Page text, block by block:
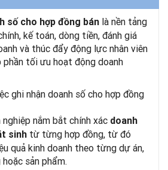
số cho hợp đồng bán là nền tảng
kế toán, dòng tiền, đánh giá
và thúc đẩy động lực nhân viên
phần tối ưu hoạt động doanh
ghi nhận doanh số cho hợp đồng
nghiệp nắm bắt chính xác doanh
sinh từ từng hợp đồng, từ đó
quả kinh doanh theo từng dự án,
hoặc sản phẩm.